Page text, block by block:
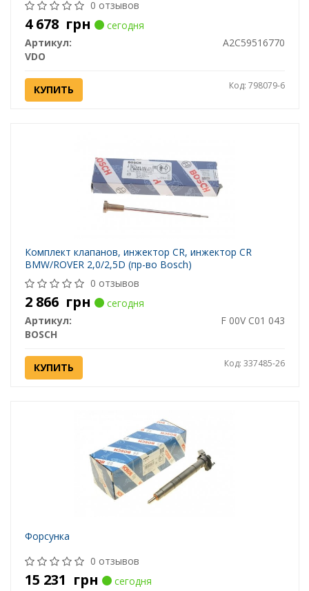
0 отзывов
4 678 грн
сегодня
Артикул:
A2C59516770
VDO
КУПИТЬ Код: 798079-6
Комплект клапанов, инжектор CR, инжектор CR
BMW/ROVER 2,0/2,5D (пр-во Bosch)
0 отзывов
2 866 грн
сегодня
Артикул:
F 00V C01 043
BOSCH
КУПИТЬ Код: 337485-26
Форсунка
0 отзывов
15 231 грн
сегодня